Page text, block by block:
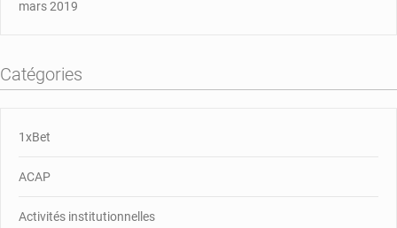
mars 2019
Catégories
1xBet
ACAP
Activités institutionnelles